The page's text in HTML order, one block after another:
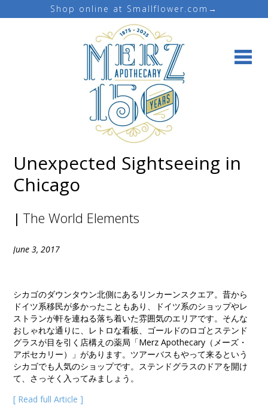
Shop online at Smallflower.com→
Unexpected Sightseeing in
Chicago
| The World Elements
June 3, 2017
シカゴのダウンタウン北側にあるリンカーンスクエア。昔から
ドイツ系移民が多かったこともあり、ドイツ系のショップやレ
ストランが軒を連ねる落ち着いた雰囲気のエリアです。そんな
おしゃれな通りに、レトロな看板、ゴールドのロゴとステンド
グラスが目を引く店構えの薬局「Merz Apothecary（メーズ・
アポセカリー）」があります。ツアーバスもやって来るという
シカゴでも人気のショップです。ステンドグラスのドアを開け
て、さっそく入ってみましょう。
[ Read full Article ]
Email Address